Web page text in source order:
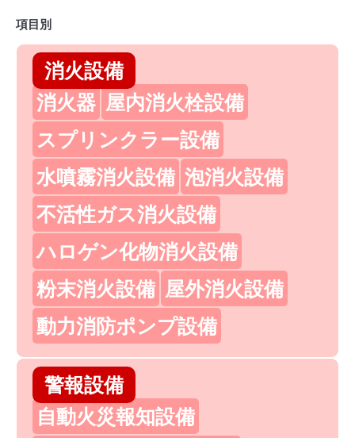
項目別
消火設備
消火器 屋内消火栓設備
スプリンクラー設備
水噴霧消火設備 泡消火設備
不活性ガス消火設備
ハロゲン化物消火設備
粉末消火設備 屋外消火設備
動力消防ポンプ設備
警報設備
自動火災報知設備